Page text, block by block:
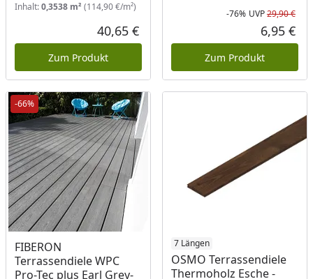
Inhalt:0,3538 m² (114,90 €/m²)
Aktueller Preis
40,65 €
Zum Produkt
-76% UVP29,90 €
6,95 €
Zum Produkt
-66%
FIBERON
Terrassendiele WPC
Pro-Tec plus Earl Grey-
Produkt am Lager 7 Längen
OSMO Terrassendiele
Thermoholz Esche -
Produkt am Lager